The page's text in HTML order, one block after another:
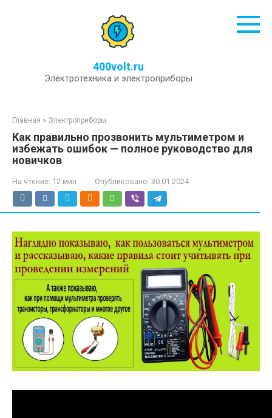
400volt.ru
Электротехника и электроприборы
Главная » Электроприборы
Как правильно прозвонить мультиметром и
избежать ошибок — полное руководство для
новичков
На чтение: 12 мин Опубликовано: 30.01.2024